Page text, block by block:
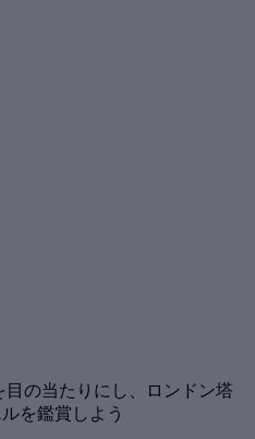
の当たりにし、ロンドン塔
を鑑賞しよう